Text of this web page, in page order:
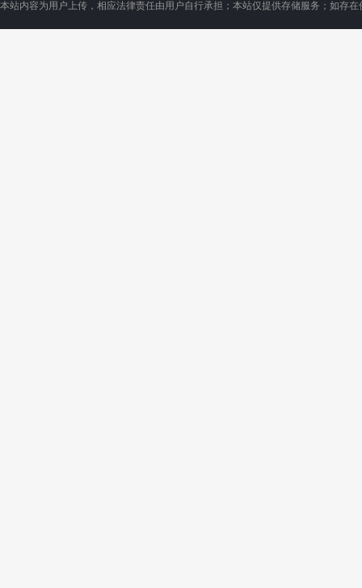
本站内容为用户上传，相应法律责任由用户自行承担；本站仅提供存储服务；如存